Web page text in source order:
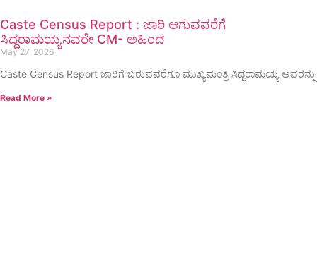
Caste Census Report : ಜಾರಿ ಆಗುವವರೆಗೆ
ಸಿದ್ದರಾಮಯ್ಯನವರೇ CM- ಅಹಿಂದ
May 27, 2026
Caste Census Report ಜಾರಿಗೆ ಬರುವವರೆಗೂ ಮುಖ್ಯಮಂತ್ರಿ ಸಿದ್ದರಾಮಯ್ಯ ಅವರನ್ನು
Read More »